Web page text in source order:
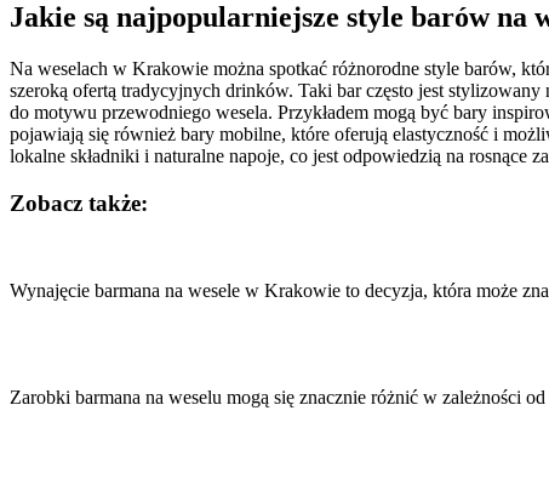
Jakie są najpopularniejsze style barów na
Na weselach w Krakowie można spotkać różnorodne style barów,
szeroką ofertą tradycyjnych drinków. Taki bar często jest
do motywu przewodniego wesela. Przykładem mogą być bary
pojawiają się również bary mobilne, które oferują elastyczność i
lokalne składniki i naturalne napoje, co jest odpowiedzią na rosnące
Zobacz także:
Wynajęcie barmana na wesele w Krakowie to decyzja, która może
Zarobki barmana na weselu mogą się znacznie różnić w zależności
wpisu